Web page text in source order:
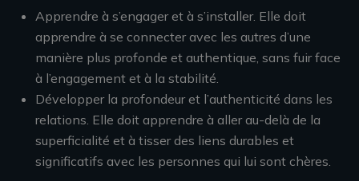
Apprendre à s’engager et à s’installer. Elle doit
apprendre à se connecter avec les autres d’une
manière plus profonde et authentique, sans fuir face
à l’engagement et à la stabilité.
Développer la profondeur et l’authenticité dans les
relations. Elle doit apprendre à aller au-delà de la
superficialité et à tisser des liens durables et
significatifs avec les personnes qui lui sont chères.